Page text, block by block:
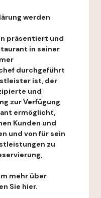
werden
präsentiert und
in seiner
durchgeführt
ist, der
und
zur Verfügung
ermöglicht,
Kunden und
und von für sein
zu
mehr über
Sie hier.